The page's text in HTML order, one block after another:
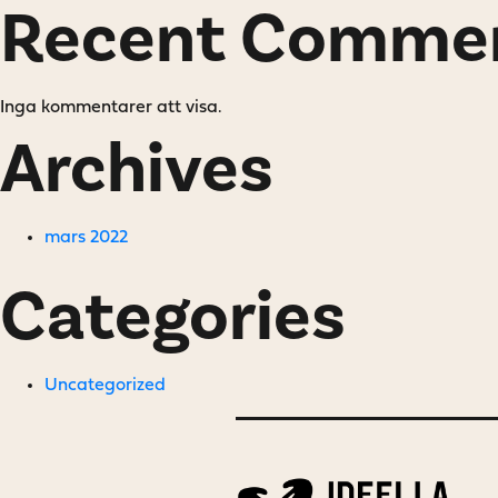
Recent
Inga kommentarer att visa.
Archives
mars 2022
Categories
Uncategorized